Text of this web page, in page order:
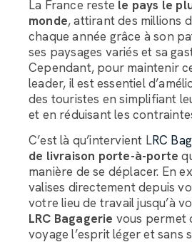
La France reste le pays le
monde, attirant des millions
chaque année grâce à son
ses paysages variés et sa
Cependant, pour maintenir
leader, il est essentiel
des touristes en simplifiant
et en réduisant les
C’est là qu’intervient LRC
de livraison porte-à-porte
manière de se déplacer. En
valises directement depuis
votre lieu de travail jusqu’à
LRC Bagagerie vous permet
voyage l’esprit léger et sans